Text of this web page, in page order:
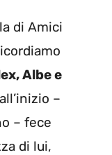
di Amici
Albe e
–
– fece
di lui,